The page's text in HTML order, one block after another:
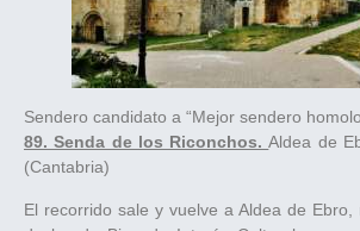
Sendero candidato a “Mejor sendero
89. Senda de los Riconchos.Aldea de
(Cantabria)
El recorrido sale y vuelve a Aldea de Ebro,